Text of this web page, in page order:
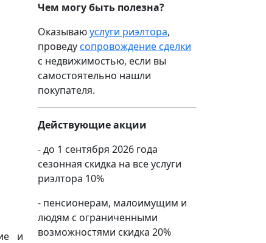
и
Чем могу быть полезна?
Оказываюуслуги риэлтора,
проведусопровождение сделки
с недвижимостью, если вы
самостоятельно нашли
покупателя.
Действующие акции
- до 1 сентября 2026 года
сезонная скидка на все услуги
риэлтора 10%
- пенсионерам, малоимущим и
людям с ограниченными
возможностями скидка 20%